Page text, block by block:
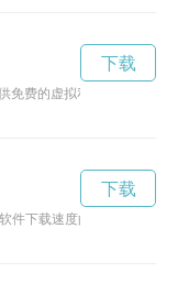
免费的虚拟私人网络服务
下载
件下载速度的工具，通过
下载